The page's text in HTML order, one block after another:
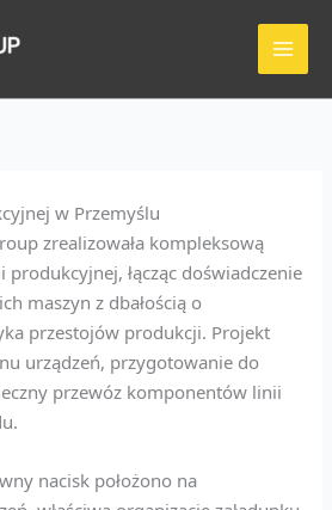
w Przemyślu
zrealizowała kompleksową
produkcyjnej, łącząc doświadczenie
maszyn z dbałością o
przestojów produkcji. Projekt
urządzeń, przygotowanie do
przewóz komponentów linii
nacisk położono na